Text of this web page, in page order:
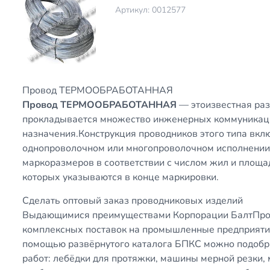
Артикул: 0012577
Провод ТЕРМООБРАБОТАННАЯ
Провод ТЕРМООБРАБОТАННАЯ — этоизвестная
прокладывается множество инженерных
назначения.Конструкция проводников этого типа
однопроволочном или многопроволочном
маркоразмеров в соответствии с числом жил и
которых указываются в конце маркировки.
Сделать оптовый заказ проводниковых изделий
Выдающимися преимуществами Корпорации
комплексных поставок на промышленные
помощью развёрнутого каталога БПКС можно
работ: лебёдки для протяжки, машины мерной